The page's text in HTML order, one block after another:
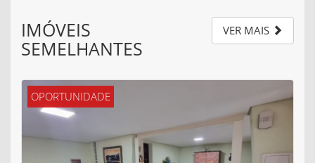
IMÓVEIS
SEMELHANTES
VER MAIS
OPORTUNIDADE